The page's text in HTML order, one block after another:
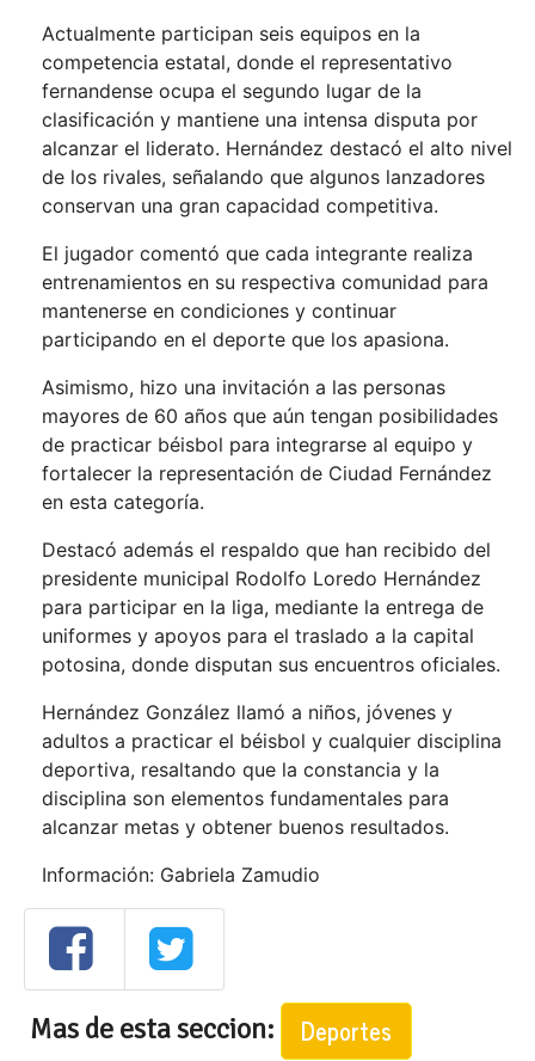
Actualmente participan seis equipos en la
competencia estatal, donde el representativo
fernandense ocupa el segundo lugar de la
clasificación y mantiene una intensa disputa por
alcanzar el liderato. Hernández destacó el alto nivel
de los rivales, señalando que algunos lanzadores
conservan una gran capacidad competitiva.
El jugador comentó que cada integrante realiza
entrenamientos en su respectiva comunidad para
mantenerse en condiciones y continuar
participando en el deporte que los apasiona.
Asimismo, hizo una invitación a las personas
mayores de 60 años que aún tengan posibilidades
de practicar béisbol para integrarse al equipo y
fortalecer la representación de Ciudad Fernández
en esta categoría.
Destacó además el respaldo que han recibido del
presidente municipal Rodolfo Loredo Hernández
para participar en la liga, mediante la entrega de
uniformes y apoyos para el traslado a la capital
potosina, donde disputan sus encuentros oficiales.
Hernández González llamó a niños, jóvenes y
adultos a practicar el béisbol y cualquier disciplina
deportiva, resaltando que la constancia y la
disciplina son elementos fundamentales para
alcanzar metas y obtener buenos resultados.
Información: Gabriela Zamudio
Mas de esta seccion: Deportes